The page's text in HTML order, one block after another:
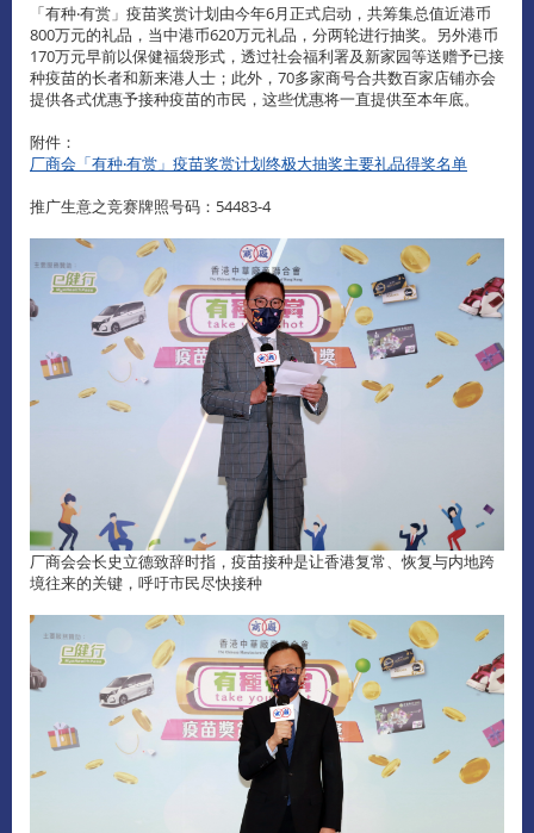
「有种‧有赏」疫苗奖赏计划由今年6月正式启动，共筹集总值近港币
800万元的礼品，当中港币620万元礼品，分两轮进行抽奖。另外港币
170万元早前以保健福袋形式，透过社会福利署及新家园等送赠予已接
种疫苗的长者和新来港人士；此外，70多家商号合共数百家店铺亦会
提供各式优惠予接种疫苗的市民，这些优惠将一直提供至本年底。
附件：
厂商会「有种‧有赏」疫苗奖赏计划终极大抽奖主要礼品得奖名单
推广生意之竞赛牌照号码：54483-4
厂商会会长史立德致辞时指，疫苗接种是让香港复常、恢复与内地跨
境往来的关键，呼吁市民尽快接种